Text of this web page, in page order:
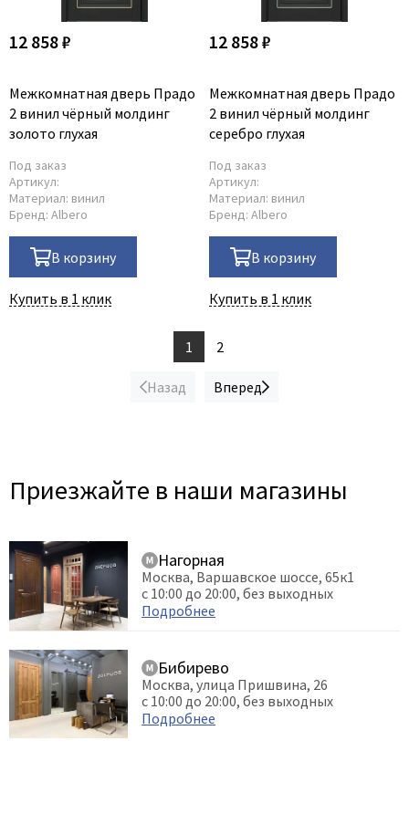
12 858 ₽
Межкомнатная дверь Прадо
2 винил чёрный молдинг
золото глухая
Под заказ
Артикул:
Материал: винил
Бренд: Albero
В корзину
Купить в 1 клик
12 858 ₽
Межкомнатная дверь Прадо
2 винил чёрный молдинг
серебро глухая
Под заказ
Артикул:
Материал: винил
Бренд: Albero
В корзину
Купить в 1 клик
Назад
1 2
Вперед
Приезжайте в наши магазины
Нагорная
Москва, Варшавское шоссе, 65к1
с 10:00 до 20:00, без выходных
Подробнее
Бибирево
Москва, улица Пришвина, 26
с 10:00 до 20:00, без выходных
Подробнее